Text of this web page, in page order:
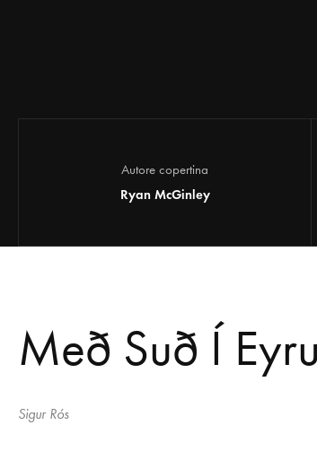
Autore copertina
Ryan McGinley
Með Suð Í
Sigur Rós